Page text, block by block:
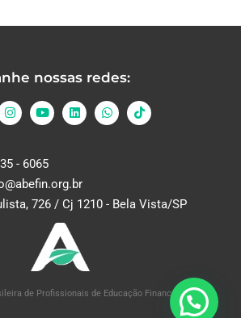
nossas redes:
- 6065
726 / Cj 1210 - Bela Vista/SP
de Profissionais de Educação Financeira